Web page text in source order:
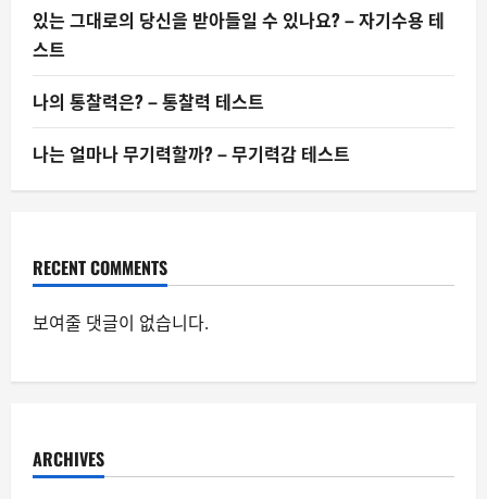
있는 그대로의 당신을 받아들일 수 있나요? – 자기수용 테
스트
나의 통찰력은? – 통찰력 테스트
나는 얼마나 무기력할까? – 무기력감 테스트
RECENT COMMENTS
보여줄 댓글이 없습니다.
ARCHIVES